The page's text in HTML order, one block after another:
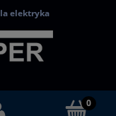
elektryka